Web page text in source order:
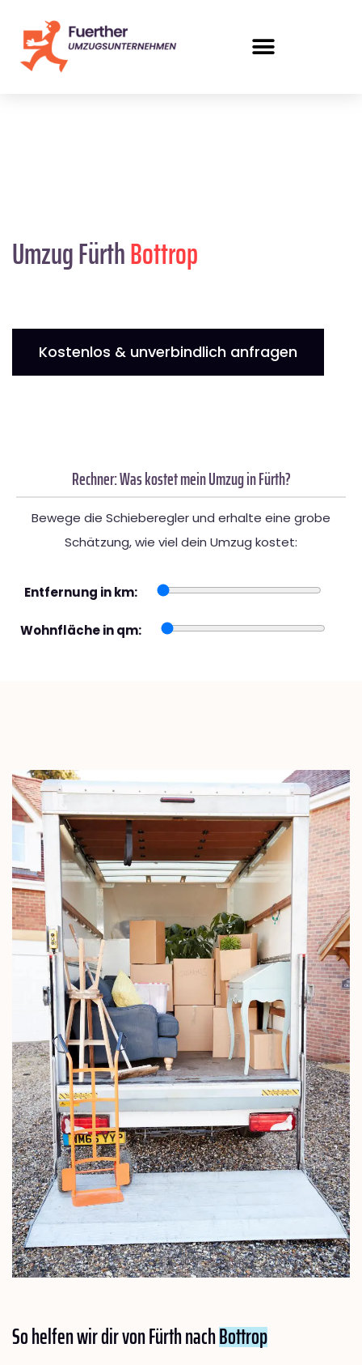
Umzug FürthBottrop
Kostenlos & unverbindlich anfragen
Rechner: Was kostet mein Umzug in Fürth?
Bewege die Schieberegler und erhalte eine grobe
Schätzung, wie viel dein Umzug kostet:
Entfernung in km:
Wohnfläche in qm:
So helfen wir dir von Fürth nachBottrop